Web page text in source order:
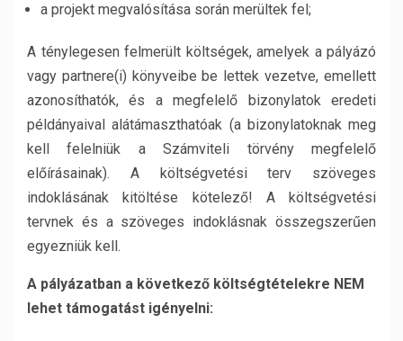
a projekt megvalósítása során merültek fel;
A ténylegesen felmerült költségek, amelyek a pályázó
vagy partnere(i) könyveibe be lettek vezetve, emellett
azonosíthatók, és a megfelelő bizonylatok eredeti
példányaival alátámaszthatóak (a bizonylatoknak meg
kell felelniük a Számviteli törvény megfelelő
előírásainak). A költségvetési terv szöveges
indoklásának kitöltése kötelező! A költségvetési
tervnek és a szöveges indoklásnak összegszerűen
egyezniük kell.
A pályázatban a következő költségtételekre NEM
lehet támogatást igényelni: